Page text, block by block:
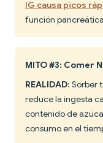
IG causa picos
función
MITO #3: Comer
REALIDAD: Sorber
reduce la ingesta
contenido de
consumo en el